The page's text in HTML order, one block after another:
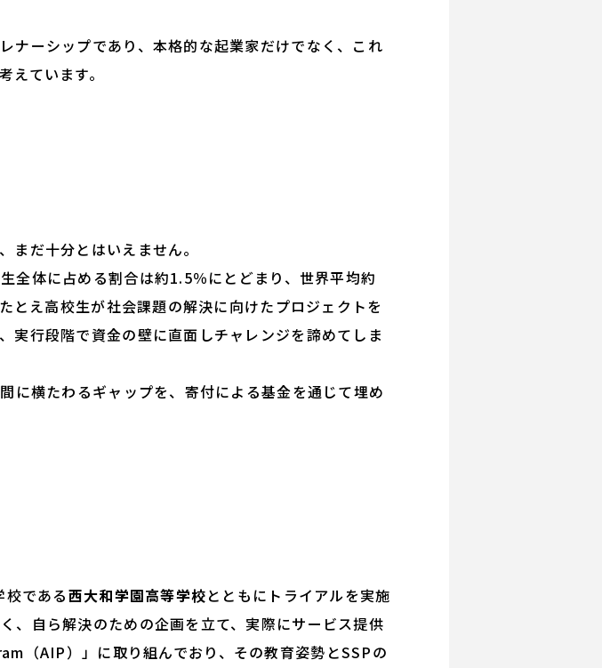
ーシップであり、本格的な起業家だけでなく、これ
ています。
だ十分とはいえません。
全体に占める割合は約1.5％にとどまり、世界平均約
とえ高校生が社会課題の解決に向けたプロジェクトを
実行段階で資金の壁に直面しチャレンジを諦めてしま
横たわるギャップを、寄付による基金を通じて埋め
である西大和学園高等学校とともにトライアルを実施
、自ら解決のための企画を立て、実際にサービス提供
AIP）」に取り組んでおり、その教育姿勢とSSPの